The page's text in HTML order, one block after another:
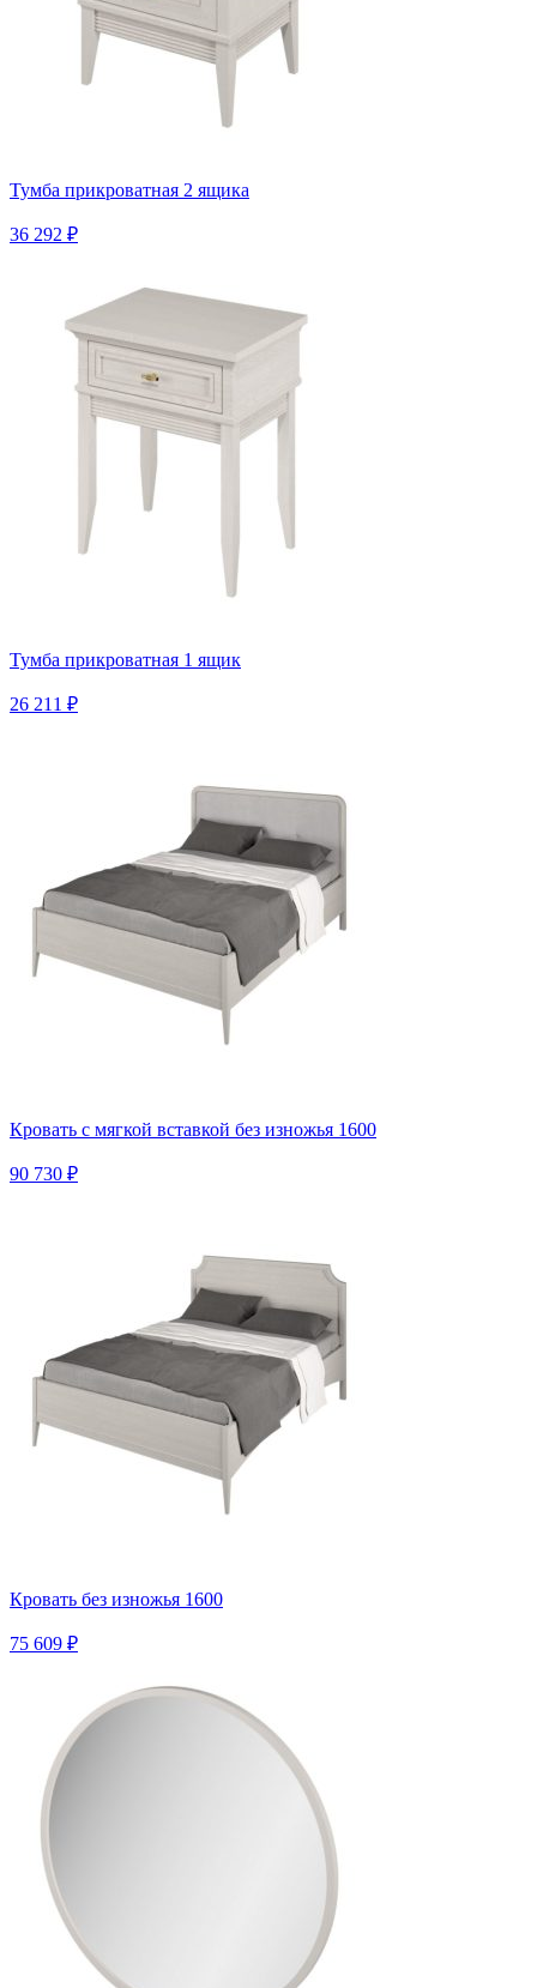
Тумба прикроватная 2 ящика
36 292 ₽
Тумба прикроватная 1 ящик
26 211 ₽
Кровать с мягкой вставкой без изножья 1600
90 730 ₽
Кровать без изножья 1600
75 609 ₽